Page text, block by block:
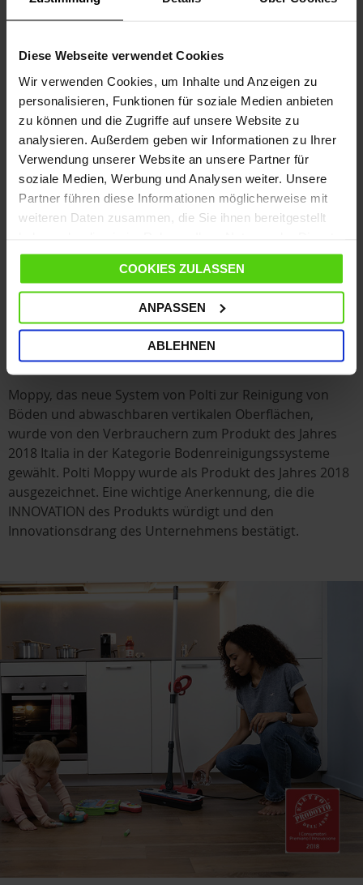
Diese Webseite verwendet Cookies
Wir verwenden Cookies, um Inhalte und Anzeigen zu
personalisieren, Funktionen für soziale Medien anbieten
zu können und die Zugriffe auf unsere Website zu
analysieren. Außerdem geben wir Informationen zu Ihrer
Verwendung unserer Website an unsere Partner für
soziale Medien, Werbung und Analysen weiter. Unsere
Partner führen diese Informationen möglicherweise mit
weiteren Daten zusammen, die Sie ihnen bereitgestellt
gesammelt haben.
COOKIES ZULASSEN
ANPASSEN
ABLEHNEN
Die Produktprüfungen von Which? sind völlig
Produkte für den täglichen Gebrauch zu testen, damit
Sie sicher das richtige Produkt auswählen können. Nur
die am besten bewerteten Produkte werden als Best Buy
empfohlen.
Lesen Sie den vollständigen Testbericht für
Dampfreinigungstipps und erfahren Sie, welcher
Dampfreiniger am besten geeignet ist.
LESEN SIE DEN VOLLSTÄNDIGEN TESTBERICHT
Moppy zum Produkt des Jahres 2018
gewählt
Moppy, das neue System von Polti zur Reinigung von
Böden und abwaschbaren vertikalen Oberflächen,
wurde von den Verbrauchern zum Produkt des Jahres
2018 Italia in der Kategorie Bodenreinigungssysteme
gewählt. Polti Moppy wurde als Produkt des Jahres 2018
ausgezeichnet. Eine wichtige Anerkennung, die die
INNOVATION des Produkts würdigt und den
Innovationsdrang des Unternehmens bestätigt.